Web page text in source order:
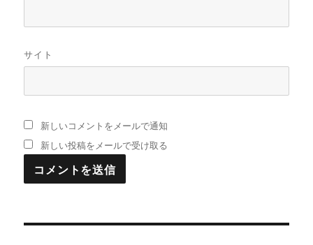
サイト
新しいコメントをメールで通知
新しい投稿をメールで受け取る